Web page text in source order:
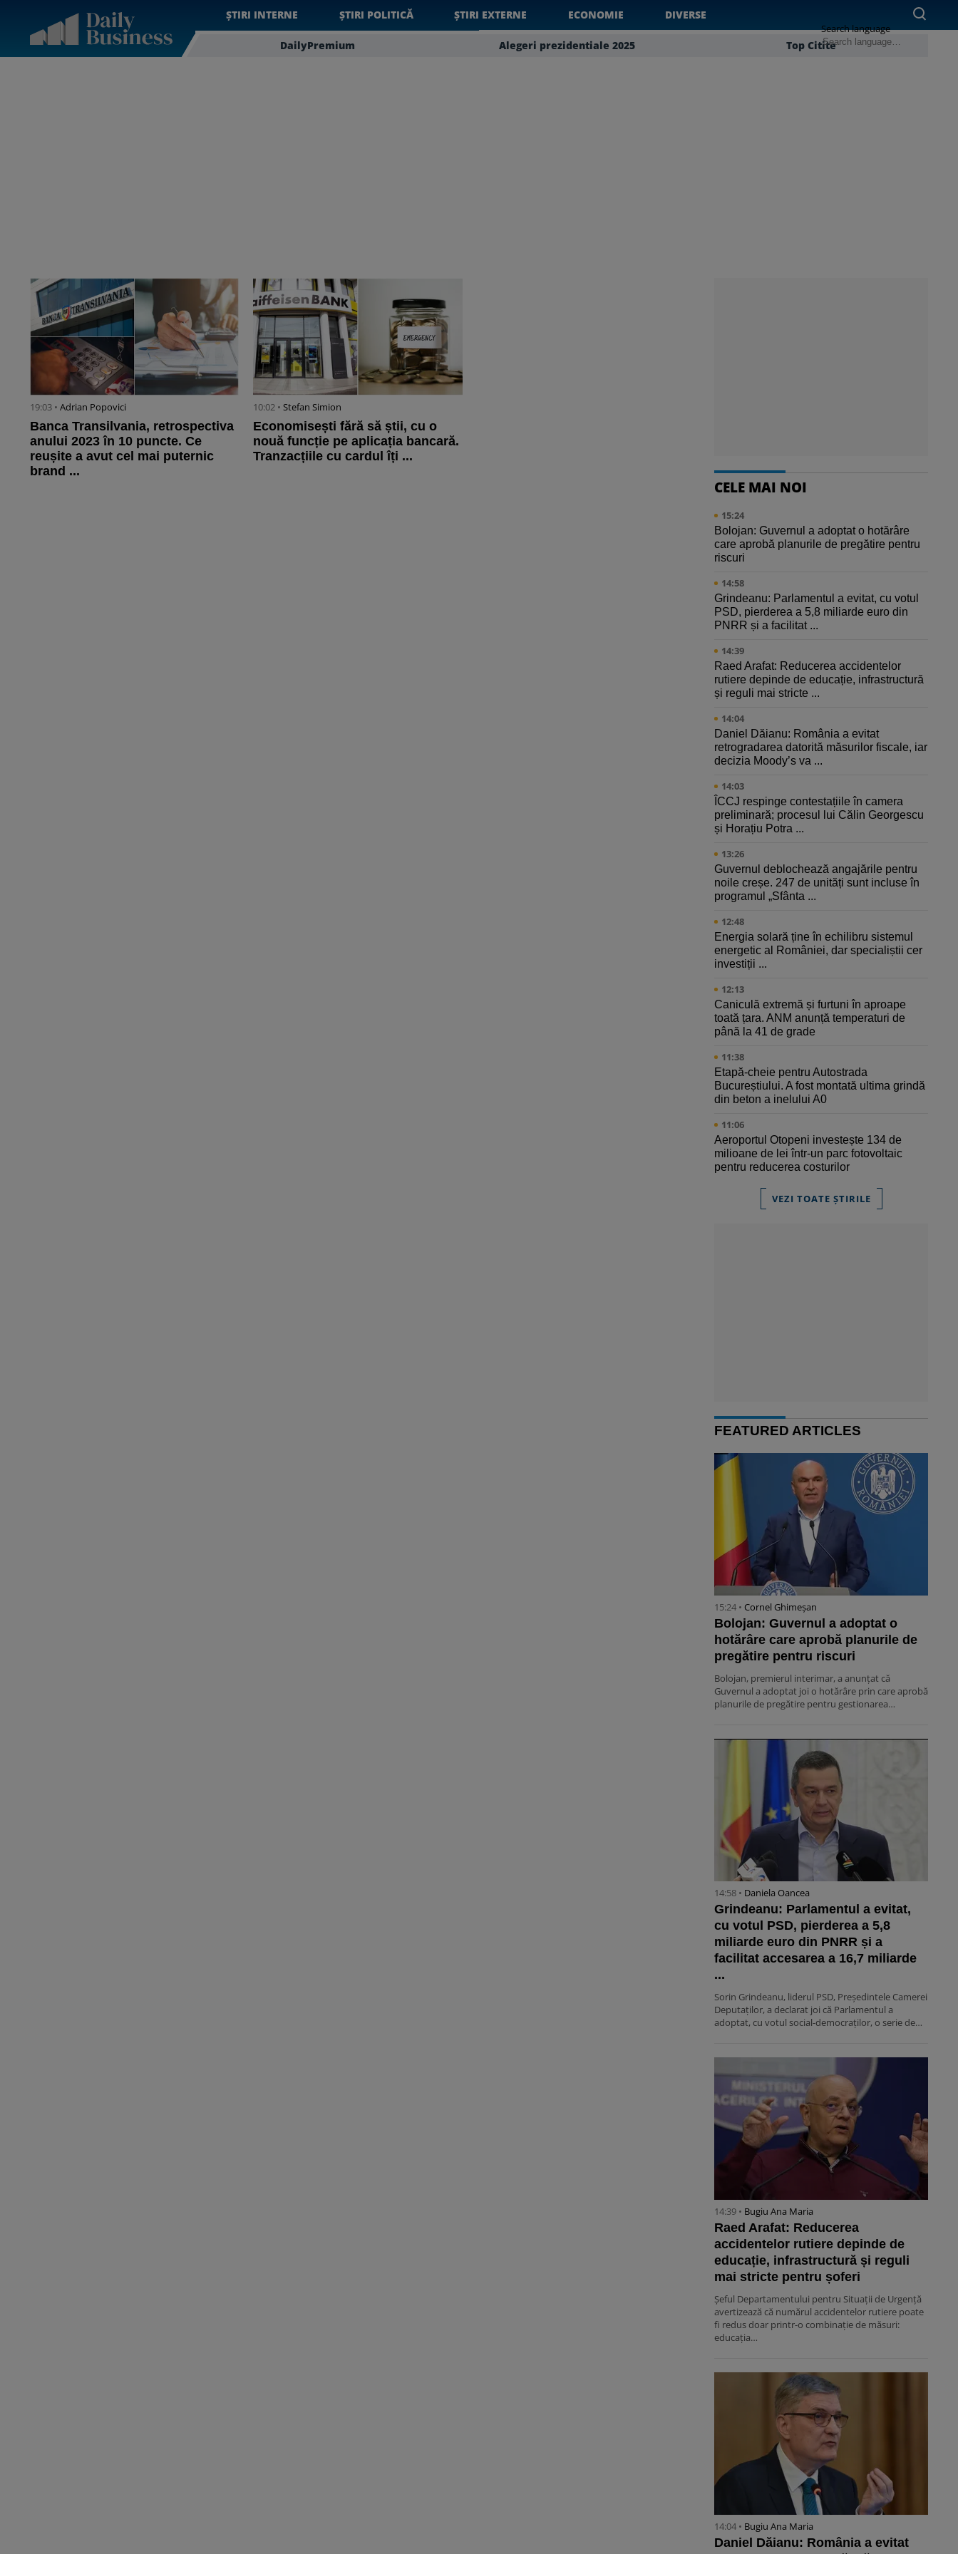
ȘTIRI INTERNE ȘTIRI POLITICĂ ȘTIRI EXTERNE ECONOMIE DIVERSE
DailyPremium Alegeri prezidentiale 2025 Top Citite
Search language
19:03 • Adrian Popovici
Banca Transilvania, retrospectiva
anului 2023 în 10 puncte. Ce
reușite a avut cel mai puternic
brand ...
10:02 •Stefan Simion
Economisești fără să știi, cu o
nouă funcție pe aplicația bancară.
Tranzacțiile cu cardul îți ...
CELE MAI NOI
15:24
Bolojan: Guvernul a adoptat o hotărâre
care aprobă planurile de pregătire pentru
riscuri
14:58
Grindeanu: Parlamentul a evitat, cu votul
PSD, pierderea a 5,8 miliarde euro din
PNRR și a facilitat ...
14:39
Raed Arafat: Reducerea accidentelor
rutiere depinde de educație, infrastructură
și reguli mai stricte ...
14:04
Daniel Dăianu: România a evitat
retrogradarea datorită măsurilor fiscale, iar
decizia Moody’s va ...
14:03
ÎCCJ respinge contestațiile în camera
preliminară; procesul lui Călin Georgescu
și Horațiu Potra ...
13:26
Guvernul deblochează angajările pentru
noile creșe. 247 de unități sunt incluse în
programul „Sfânta ...
12:48
Energia solară ține în echilibru sistemul
energetic al României, dar specialiștii cer
investiții ...
12:13
Caniculă extremă și furtuni în aproape
toată țara. ANM anunță temperaturi de
până la 41 de grade
11:38
Etapă-cheie pentru Autostrada
Bucureștiului. A fost montată ultima grindă
din beton a inelului A0
11:06
Aeroportul Otopeni investește 134 de
milioane de lei într-un parc fotovoltaic
pentru reducerea costurilor
VEZI TOATE ȘTIRILE
FEATURED ARTICLES
15:24 • Cornel Ghimeșan
Bolojan: Guvernul a adoptat o
hotărâre care aprobă planurile de
pregătire pentru riscuri
Bolojan, premierul interimar, a anunțat că
Guvernul a adoptat joi o hotărâre prin care aprobă
planurile de pregătire pentru gestionarea…
14:58 • Daniela Oancea
Grindeanu: Parlamentul a evitat,
cu votul PSD, pierderea a 5,8
miliarde euro din PNRR și a
facilitat accesarea a 16,7 miliarde
...
Sorin Grindeanu, liderul PSD, Preşedintele Camerei
Deputaţilor, a declarat joi că Parlamentul a
adoptat, cu votul social-democraților, o serie de…
14:39 • Bugiu ⁠Ana Maria
Raed Arafat: Reducerea
accidentelor rutiere depinde de
educație, infrastructură și reguli
mai stricte pentru șoferi
Șeful Departamentului pentru Situații de Urgență
avertizează că numărul accidentelor rutiere poate
fi redus doar printr-o combinație de măsuri:
educația…
14:04 • Bugiu ⁠Ana Maria
Daniel Dăianu: România a evitat